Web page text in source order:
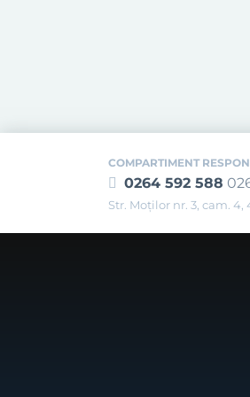
COMPARTIMENT
0264 592 588
Str. Moţilor nr. 3, cam. 4,